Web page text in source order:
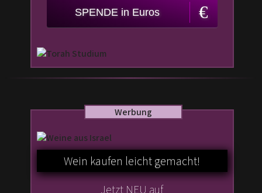
Teste ob Sie ein Mensch sind. Bitte identifizieren
Sie die Bilder:
SPENDE in Euros
Werbung
Wein kaufen leicht gemacht!
Jetzt NEU auf